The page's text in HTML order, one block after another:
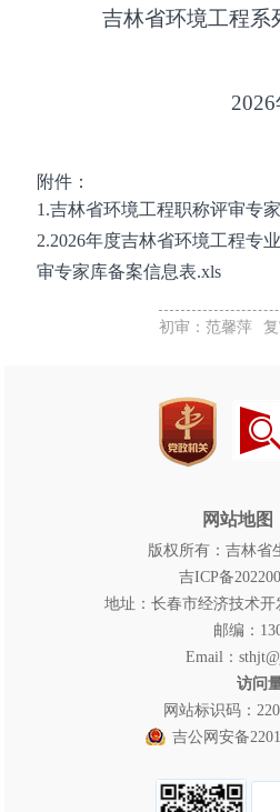
吉林省环境工程系
附件：
1.吉林省环境工程职称评审专
2.2026年度吉林省环境工程专
审专家库备案信息表.xls
初审：范馨萍
网站地图
版权所有：吉林省
吉ICP备
地址：长春市经济技术开
邮编：
Email：
访问
网站标识码：
吉公网安备